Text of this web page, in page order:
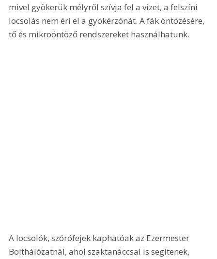
mivel gyökerük mélyről szívja fel a vizet, a felszíni
locsolás nem éri el a gyökérzónát. A fák öntözésére,
tő és mikroöntöző rendszereket használhatunk.
A locsolók, szórófejek kaphatóak az Ezermester
Bolthálózatnál, ahol szaktanáccsal is segítenek,